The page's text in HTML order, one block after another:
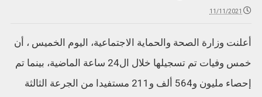
11/11/2021
أعلنت وزارة الصحة والحماية الاجتماعية، اليوم الخميس ، أن
خمس وفيات تم تسجيلها خلال ال24 ساعة الماضية، بينما تم
إحصاء مليون و564 ألف و211 مستفيدا من الجرعة الثالثة